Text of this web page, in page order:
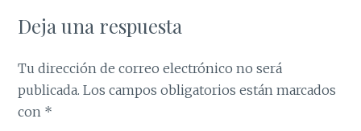
Deja una respuesta
Tu dirección de correo electrónico no será
publicada. Los campos obligatorios están marcados
con *